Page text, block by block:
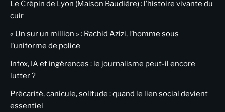
Le Crépin de Lyon (Maison Baudière) : l’histoire vivante du
cuir
« Un sur un million » : Rachid Azizi, l’homme sous
l’uniforme de police
Infox, IA et ingérences : le journalisme peut-il encore
lutter ?
Précarité, canicule, solitude : quand le lien social devient
essentiel